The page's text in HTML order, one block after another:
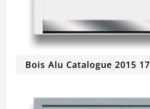
Bois Alu Catalogue 2015 17